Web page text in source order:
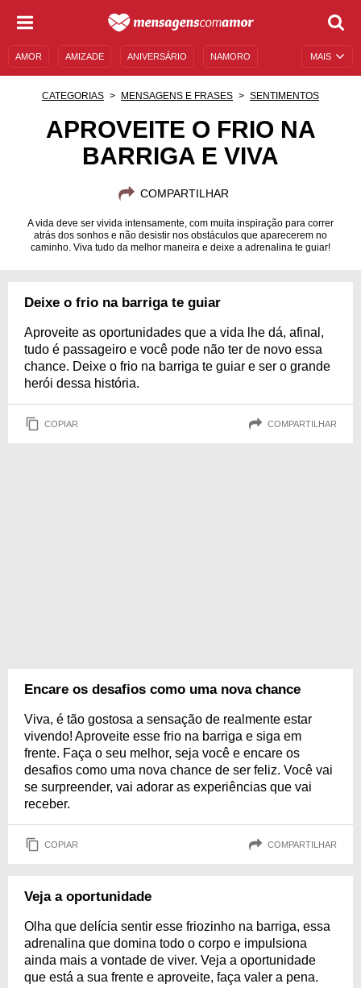
MAIS
AMOR AMIZADE ANIVERSÁRIO NAMORO
MENSAGENS E FRASES MENSAGENS DE ANIVERSÁRIO
CATEGORIAS MENSAGENS E FRASES SENTIMENTOS
APROVEITE O FRIO NA
BARRIGA E VIVA
COMPARTILHAR
A vida deve ser vivida intensamente, com muita inspiração para correr
atrás dos sonhos e não desistir nos obstáculos que aparecerem no
caminho. Viva tudo da melhor maneira e deixe a adrenalina te guiar!
Deixe o frio na barriga te guiar
Aproveite as oportunidades que a vida lhe dá, afinal,
tudo é passageiro e você pode não ter de novo essa
chance. Deixe o frio na barriga te guiar e ser o grande
herói dessa história.
COPIAR COMPARTILHAR
Encare os desafios como uma nova chance
Viva, é tão gostosa a sensação de realmente estar
vivendo! Aproveite esse frio na barriga e siga em
frente. Faça o seu melhor, seja você e encare os
desafios como uma nova chance de ser feliz. Você vai
se surpreender, vai adorar as experiências que vai
receber.
COPIAR COMPARTILHAR
Veja a oportunidade
Olha que delícia sentir esse friozinho na barriga, essa
adrenalina que domina todo o corpo e impulsiona
ainda mais a vontade de viver. Veja a oportunidade
que está a sua frente e aproveite, faça valer a pena.